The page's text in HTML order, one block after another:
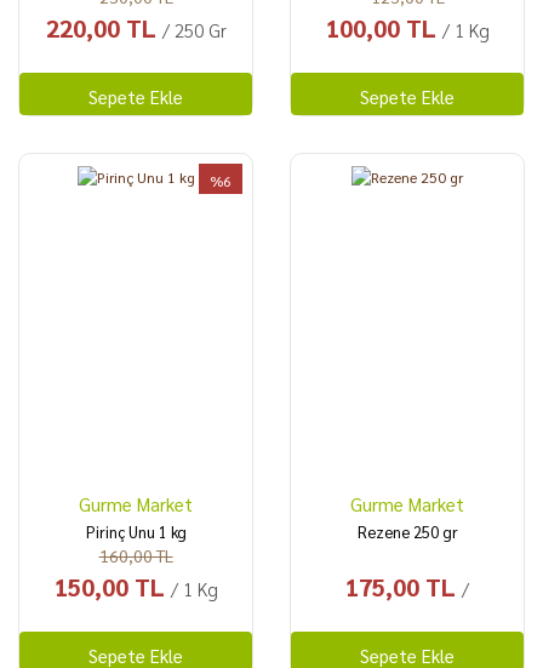
220,00 TL / 250 Gr
Sepete Ekle
100,00 TL / 1 Kg
Sepete Ekle
%6
Gurme Market
Pirinç Unu 1 kg
160,00 TL
150,00 TL / 1 Kg
Sepete Ekle
Gurme Market
Rezene 250 gr
175,00 TL /
Sepete Ekle